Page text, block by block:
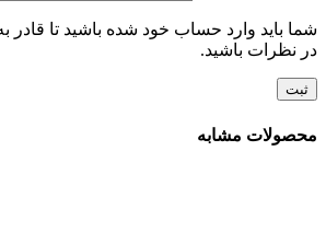
شما باید وارد حساب خود شده باشید تا قادر
در نظرات باشید.
محصولات مشابه